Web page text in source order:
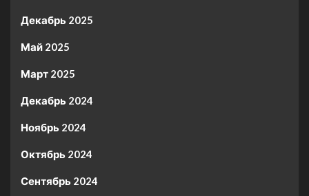
Декабрь 2025
Май 2025
Март 2025
Декабрь 2024
Ноябрь 2024
Октябрь 2024
Сентябрь 2024